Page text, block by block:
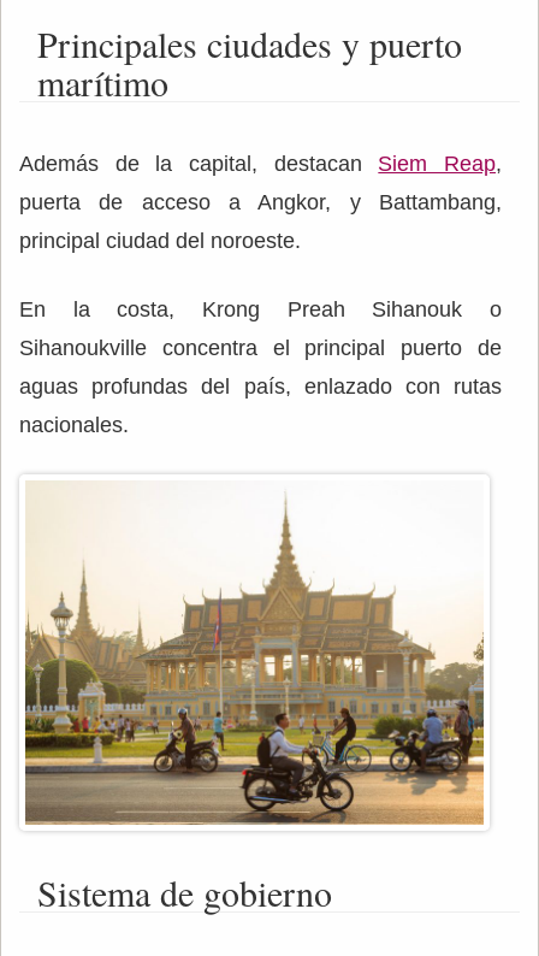
Principales ciudades y puerto
marítimo
Además de la capital, destacan Siem Reap,
puerta de acceso a Angkor, y Battambang,
principal ciudad del noroeste.
En la costa, Krong Preah Sihanouk o
Sihanoukville concentra el principal puerto de
aguas profundas del país, enlazado con rutas
nacionales.
Sistema de gobierno